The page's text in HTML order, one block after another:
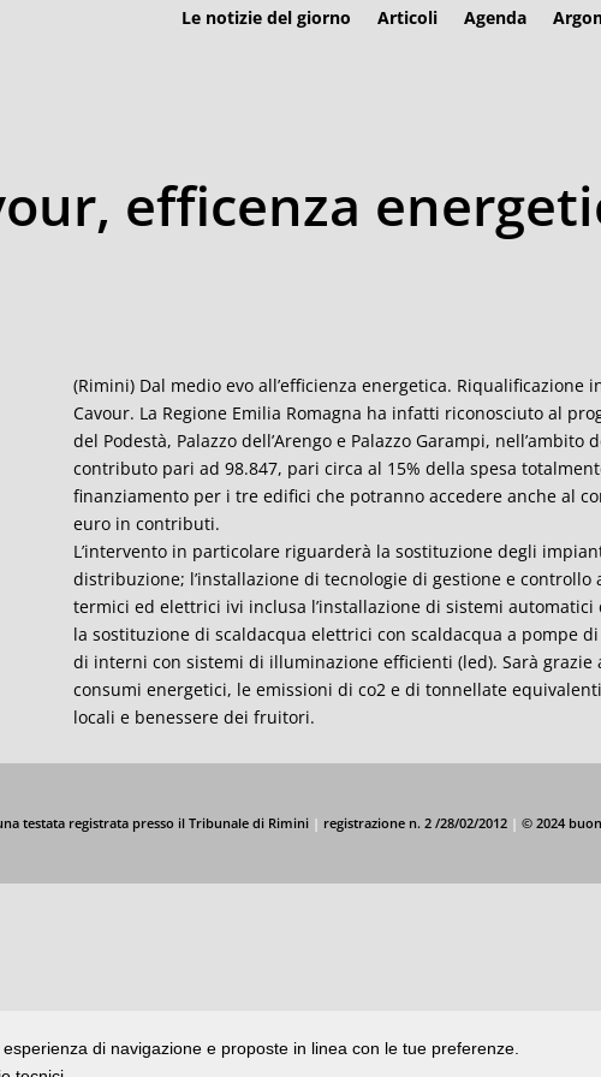
Le notizie del giorno Articoli Agenda
efficenza
(Rimini) Dal medio evo all’efficienza energetica.
Cavour. La Regione Emilia Romagna ha infatti riconosciuto al
del Podestà, Palazzo dell’Arengo e Palazzo Garampi,
contributo pari ad 98.847, pari circa al 15% della spesa
finanziamento per i tre edifici che potranno accedere anche al
euro in contributi.
L’intervento in particolare riguarderà la sostituzione degli
distribuzione; l’installazione di tecnologie di gestione e
termici ed elettrici ivi inclusa l’installazione di sistemi
la sostituzione di scaldacqua elettrici con scaldacqua a pompe
di interni con sistemi di illuminazione efficienti (led). Sarà
consumi energetici, le emissioni di co2 e di tonnellate
locali e benessere dei fruitori.
testata registrata presso il Tribunale di Rimini | registrazione n. 2 /28/02/2012 | © 2024
di navigazione e proposte in linea con le tue preferenze.